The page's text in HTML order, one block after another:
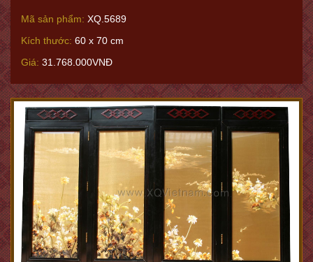
Mã sản phẩm: XQ.5689
Kích thước: 60 x 70 cm
Giá: 31.768.000VNĐ